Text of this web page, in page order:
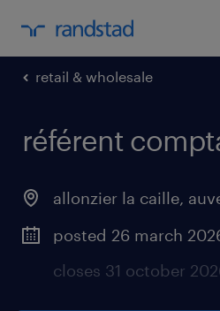
retail & wholesale
référent
allonzier la caille,
posted 26 march
closes 31 october